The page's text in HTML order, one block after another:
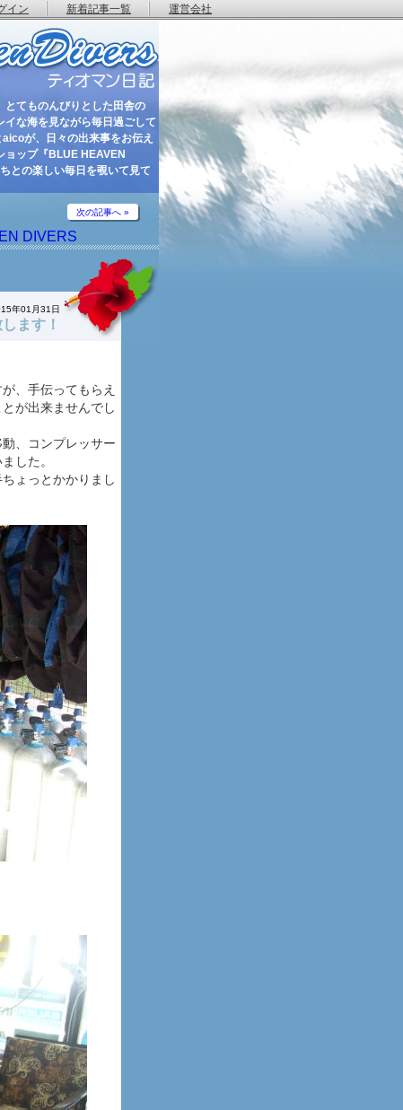
イン 新着記事一覧 運営会社
とてものんびりとした田舎の
な海を見ながら毎日過ごして
が、日々の出来事をお伝え
ョップ『BLUE HEAVEN
との楽しい毎日を覗いて見て
次の記事へ »
DIVERS
年01月31日
ます！
、手伝ってもらえ
が出来ませんでし
、コンプレッサー
した。
ょっとかかりまし